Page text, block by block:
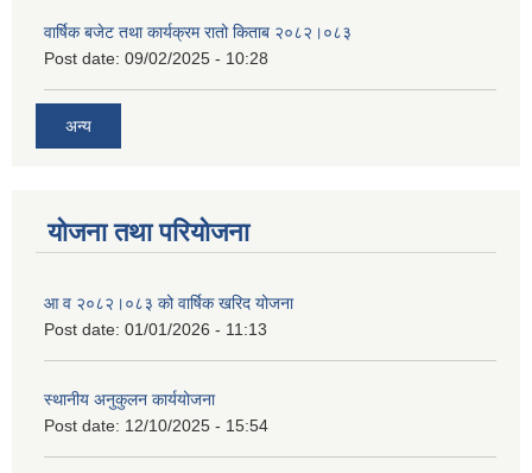
वार्षिक बजेट तथा कार्यक्रम रातो किताब २०८२।०८३
Post date: 09/02/2025 - 10:28
अन्य
योजना तथा परियोजना
आ व २०८२।०८३ को वार्षिक खरिद योजना
Post date: 01/01/2026 - 11:13
स्थानीय अनुकुलन कार्ययोजना
Post date: 12/10/2025 - 15:54